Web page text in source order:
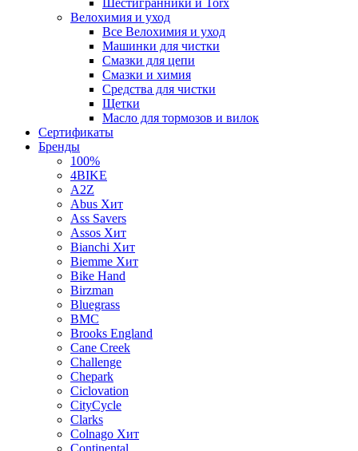
Шестигранники и Torx
Велохимия и уход
Все Велохимия и уход
Машинки для чистки
Смазки для цепи
Смазки и химия
Средства для чистки
Щетки
Масло для тормозов и вилок
Сертификаты
Бренды
100%
4BIKE
A2Z
Abus Хит
Ass Savers
Assos Хит
Bianchi Хит
Biemme Хит
Bike Hand
Birzman
Bluegrass
BMC
Brooks England
Cane Creek
Challenge
Chepark
Ciclovation
CityCycle
Clarks
Colnago Хит
Continental